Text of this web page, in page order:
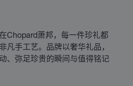
Chopard萧邦，每一件珍礼都
凡手工艺。品牌以奢华礼品，
、弥足珍贵的瞬间与值得铭记